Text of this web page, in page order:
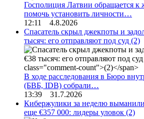
Госполиция Латвии обращается к
помочь установить личности…
12:11 4.8.2026
Спасатель скрыл джекпоты и
тысяч: его отправляют под суд (2)
В ходе расследования в Бюро
(БВБ, IDB) собрали…
13:39 31.7.2026
Кибержулики за неделю
еще €357 000: лидеры уловок (2)